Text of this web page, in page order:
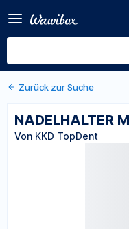
17CM 1 Stück
Von KKD TopDent
Zurück zur Suche
NADELHALTER
Von KKD TopDent